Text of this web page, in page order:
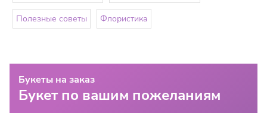
Полезные советы Флористика
Букеты на заказ
Букет по вашим пожеланиям